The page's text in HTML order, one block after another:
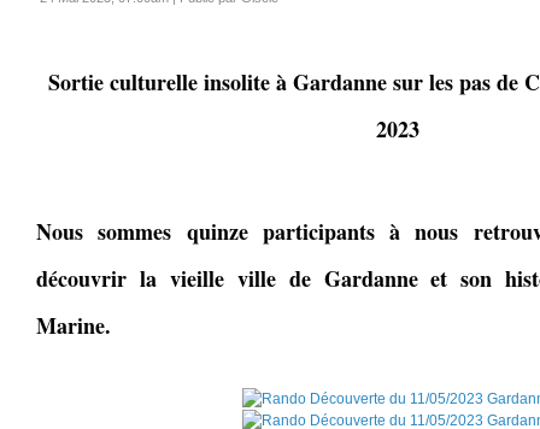
Sortie culturelle insolite à Gardanne sur les pas de
2023
Nous sommes quinze participants à nous
découvrir la vieille ville de Gardanne et son
Marine.